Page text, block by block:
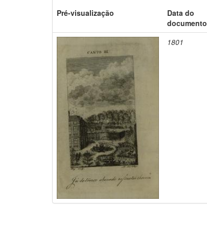
Pré-visualização
Data do
documento
1801